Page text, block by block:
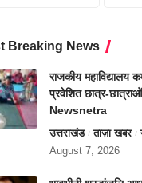
Breaking News
राजकीय महाविद्यालय
प्रवेशित छात्र-
Newsnetra
उत्तराखंड ताज़ा खबर
August 7, 2026